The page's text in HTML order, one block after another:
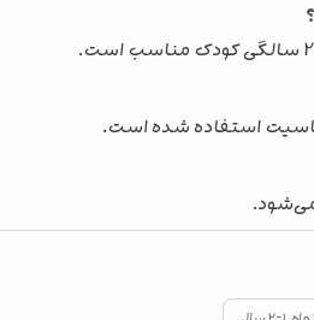
استفاده شده است.